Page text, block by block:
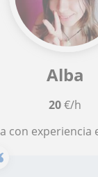
Alba
20€/h
experiencia en Rhinoceros 3D